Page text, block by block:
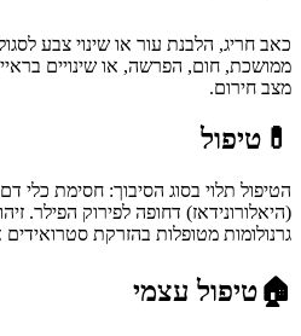
כאב חריג, הלבנת עור או שינוי צבע
ממושכת, חום, הפרשה, או שינויים
מצב חירום.
💊 טיפול
הטיפול תלוי בסוג הסיבוך: חסימת כלי
(היאלורונידאז) דחופה לפירוק הפילר.
גרנולומות מטופלות בהזרקת סטרואידים
🏠טיפול עצמי